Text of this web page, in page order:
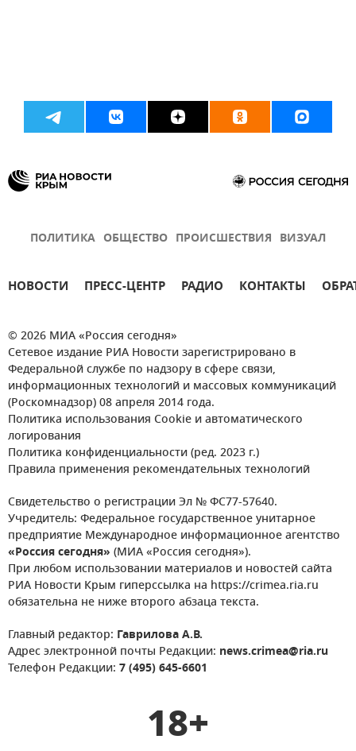
ПОЛИТИКА ОБЩЕСТВО ПРОИСШЕСТВИЯ ВИЗУАЛ
НОВОСТИ ПРЕСС-ЦЕНТР РАДИО КОНТАКТЫ
© 2026 МИА «Россия сегодня»
Сетевое издание РИА Новости зарегистрировано в
Федеральной службе по надзору в сфере связи,
информационных технологий и массовых коммуникаций
(Роскомнадзор) 08 апреля 2014 года.
Политика использования Cookie и автоматического
логирования
Политика конфиденциальности (ред. 2023 г.)
Правила применения рекомендательных технологий
Свидетельство о регистрации Эл № ФС77-57640.
Учредитель: Федеральное государственное унитарное
предприятие Международное информационное агентство
«Россия сегодня» (МИА «Россия сегодня»).
При любом использовании материалов и новостей сайта
РИА Новости Крым гиперссылка на https://crimea.ria.ru
обязательна не ниже второго абзаца текста.
Главный редактор: Гаврилова А.В.
Адрес электронной почты Редакции: news.crimea@ria.ru
Телефон Редакции: 7 (495) 645-6601
18+